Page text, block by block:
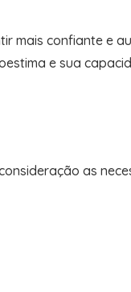
mais confiante e
e sua
as